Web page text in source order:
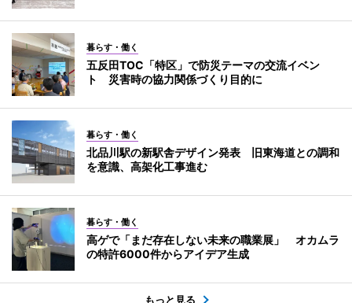
暮らす・働く
五反田TOC「特区」で防災テーマの交流イベン
ト 災害時の協力関係づくり目的に
暮らす・働く
北品川駅の新駅舎デザイン発表 旧東海道との調和
を意識、高架化工事進む
暮らす・働く
高ゲで「まだ存在しない未来の職業展」 オカムラ
の特許6000件からアイデア生成
もっと見る